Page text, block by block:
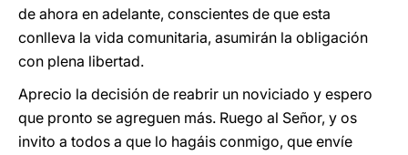
de ahora en adelante, conscientes de que esta
conlleva la vida comunitaria, asumirán la obligación
con plena libertad.
Aprecio la decisión de reabrir un noviciado y espero
que pronto se agreguen más. Ruego al Señor, y os
invito a todos a que lo hagáis conmigo, que envíe